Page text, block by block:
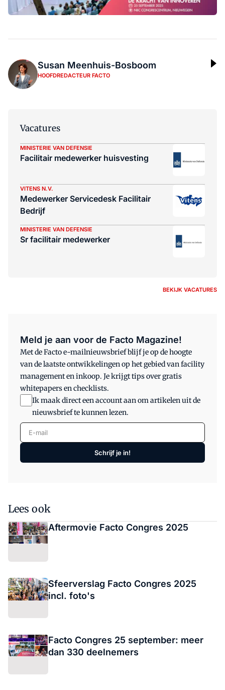
Susan Meenhuis-Bosboom
HOOFDREDACTEUR FACTO
Vacatures
MINISTERIE VAN DEFENSIE
Facilitair medewerker huisvesting
VITENS N.V.
Medewerker Servicedesk Facilitair
Bedrijf
MINISTERIE VAN DEFENSIE
Sr facilitair medewerker
BEKIJK VACATURES
Meld je aan voor de Facto Magazine!
Met de Facto e-mailnieuwsbrief blijf je op de hoogte
van de laatste ontwikkelingen op het gebied van facility
management en inkoop. Je krijgt tips over gratis
whitepapers en checklists.
Ik maak direct een account aan om artikelen uit de
nieuwsbrief te kunnen lezen.
E-mail
Schrijf je in!
Lees ook
Aftermovie Facto Congres 2025
Sfeerverslag Facto Congres 2025
incl. foto's
Facto Congres 25 september: meer
dan 330 deelnemers